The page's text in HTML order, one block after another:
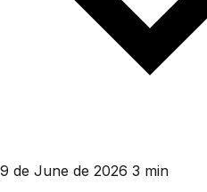
9 de June de 2026 3 min